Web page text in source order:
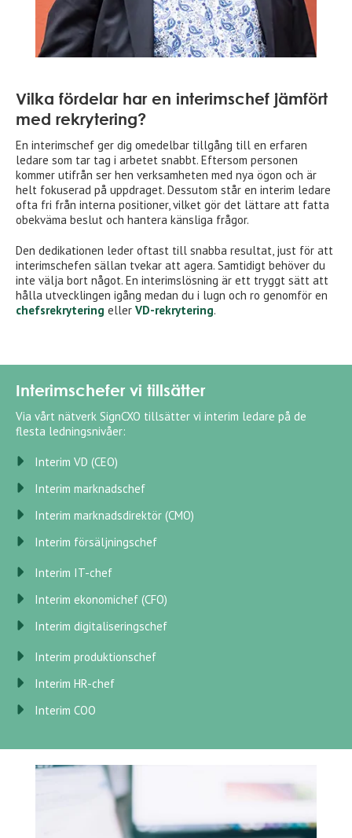
Vilka fördelar har en interimschef jämfört
med rekrytering?
En interimschef ger dig omedelbar tillgång till en erfaren
ledare som tar tag i arbetet snabbt. Eftersom personen
kommer utifrån ser hen verksamheten med nya ögon och är
helt fokuserad på uppdraget. Dessutom står en interim ledare
ofta fri från interna positioner, vilket gör det lättare att fatta
obekväma beslut och hantera känsliga frågor.
Den dedikationen leder oftast till snabba resultat, just för att
interimschefen sällan tvekar att agera. Samtidigt behöver du
inte välja bort något. En interimslösning är ett tryggt sätt att
hålla utvecklingen igång medan du i lugn och ro genomför en
chefsrekrytering eller VD-rekrytering.
Interimschefer vi tillsätter
Via vårt nätverk SignCXO tillsätter vi interim ledare på de
flesta ledningsnivåer:
Interim VD (CEO)
Interim marknadschef
Interim marknadsdirektör (CMO)
Interim försäljningschef
Interim IT-chef
Interim ekonomichef (CFO)
Interim digitaliseringschef
Interim produktionschef
Interim HR-chef
Interim COO